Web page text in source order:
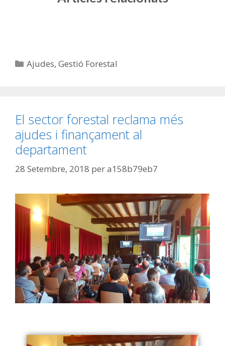
Ajudes,Gestió Forestal
El sector forestal reclama més
ajudes i finançament al
departament
28 Setembre, 2018 pera158b79eb7